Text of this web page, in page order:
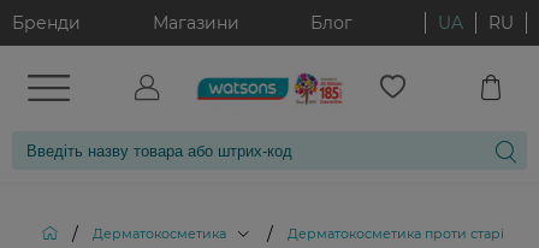
Бренди Магазини Блог UA RU
/ Дерматокосметика / Дерматокосметика проти старіння